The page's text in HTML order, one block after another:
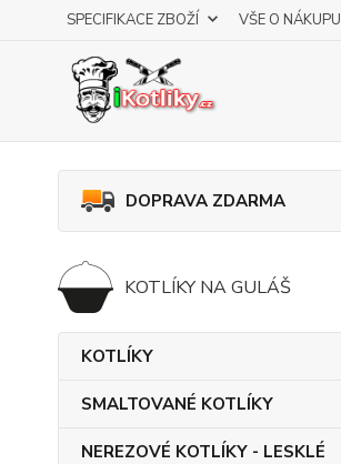
SPECIFIKACE ZBOŽÍ VŠE O NÁKUPU
DOPRAVA ZDARMA
KOTLÍKY NA GULÁŠ
KOTLÍKY
SMALTOVANÉ KOTLÍKY
NEREZOVÉ KOTLÍKY - LESKLÉ